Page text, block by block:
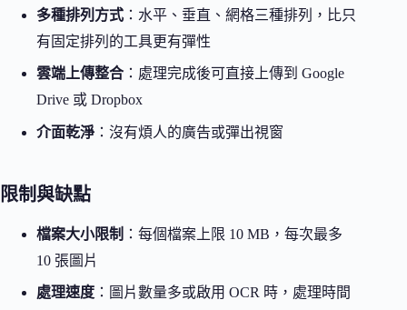
多種排列方式 ：水平、垂直、網格三種排列，比只
有固定排列的工具更有彈性
雲端上傳整合 ：處理完成後可直接上傳到 Google
Drive 或 Dropbox
介面乾淨 ：沒有煩人的廣告或彈出視窗
限制與缺點
檔案大小限制 ：每個檔案上限 10 MB，每次最多
10 張圖片
處理速度 ：圖片數量多或啟用 OCR 時，處理時間